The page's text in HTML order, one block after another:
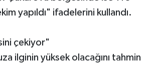
yapıldı" ifadelerini kullandı.
çekiyor"
ilginin yüksek olacağını tahmin